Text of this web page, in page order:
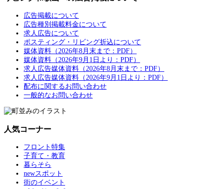
広告掲載について
広告種別掲載料金について
求人広告について
ポスティング・リビング折込について
媒体資料（2026年8月末まで：PDF）
媒体資料（2026年9月1日より：PDF）
求人広告媒体資料（2026年8月末まで：PDF）
求人広告媒体資料（2026年9月1日より：PDF）
配布に関するお問い合わせ
一般的なお問い合わせ
人気コーナー
フロント特集
子育て・教育
暮らそら
newスポット
街のイベント